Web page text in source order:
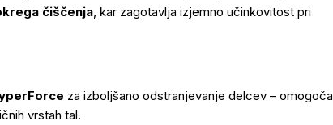
čiščenja, kar zagotavlja izjemno učinkovitost pri
za izboljšano odstranjevanje delcev – omogoča
vrstah tal.